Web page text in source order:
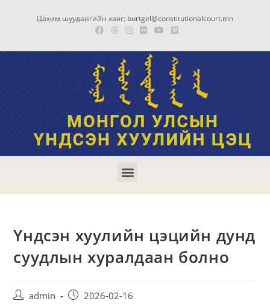
Цахим шуудангийн хаяг: burtgel@constitutionalcourt.mn
Үндсэн хуулийн цэцийн дунд
суудлын хуралдаан болно
admin 2026-02-16